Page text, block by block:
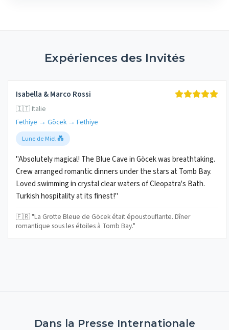
Expériences des Invités
Isabella & Marco Rossi
🇮🇹 Italie
Fethiye → Göcek → Fethiye
Lune de Miel 💑
"Absolutely magical! The Blue Cave in Göcek was breathtaking.
Crew arranged romantic dinners under the stars at Tomb Bay.
Loved swimming in crystal clear waters of Cleopatra's Bath.
Turkish hospitality at its finest!"
🇫🇷 "La Grotte Bleue de Göcek était époustouflante. Dîner
romantique sous les étoiles à Tomb Bay."
Dans la Presse Internationale